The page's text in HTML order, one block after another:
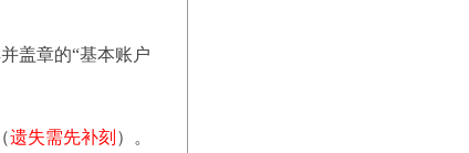
盖章的“基本账户
遗失需先补刻 ）。